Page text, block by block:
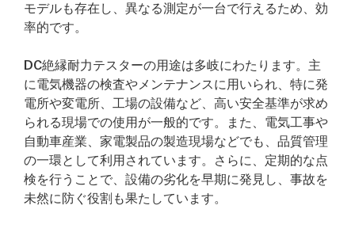
モデルも存在し、異なる測定が一台で行えるため、効
率的です。
DC絶縁耐力テスターの用途は多岐にわたります。主
に電気機器の検査やメンテナンスに用いられ、特に発
電所や変電所、工場の設備など、高い安全基準が求め
られる現場での使用が一般的です。また、電気工事や
自動車産業、家電製品の製造現場などでも、品質管理
の一環として利用されています。さらに、定期的な点
検を行うことで、設備の劣化を早期に発見し、事故を
未然に防ぐ役割も果たしています。